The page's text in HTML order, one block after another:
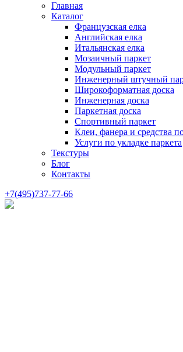
Главная
Каталог
Французская елка
Английская елка
Итальянская елка
Мозаичный паркет
Модульный паркет
Инженерный штучный
Широкоформатная доска
Инженерная доска
Паркетная доска
Спортивный паркет
Клеи, фанера и средства
Услуги по укладке паркета
Текстуры
Блог
Контакты
+7(495)737-77-66